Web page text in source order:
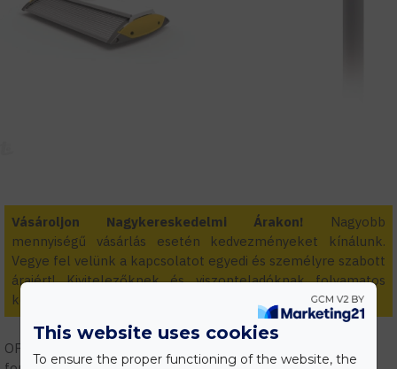
Vásároljon Nagykereskedelmi Árakon!
Nagyobb
mennyiségű vásárlás esetén kedvezményeket kínálunk.
Vegye fel velünk a kapcsolatot egyedi és személyre szabott
áraiért! Kivitelezőknek és viszonteladóknak folyamatos
kedvezmények.
OPTONICA LED gyári képviselet! Vásárolj megbízható
This website uses cookies
To ensure the proper functioning of the website, the